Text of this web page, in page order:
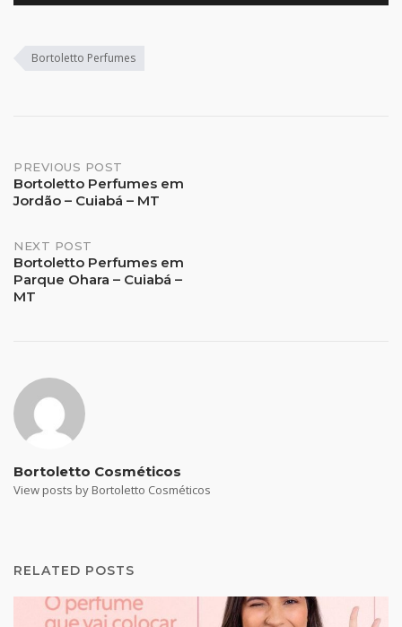
Bortoletto Perfumes
Post
navigation
PREVIOUS POST
Bortoletto Perfumes em
Jordão – Cuiabá – MT
NEXT POST
Bortoletto Perfumes em
Parque Ohara – Cuiabá –
MT
Bortoletto Cosméticos
View posts by Bortoletto Cosméticos
RELATED POSTS